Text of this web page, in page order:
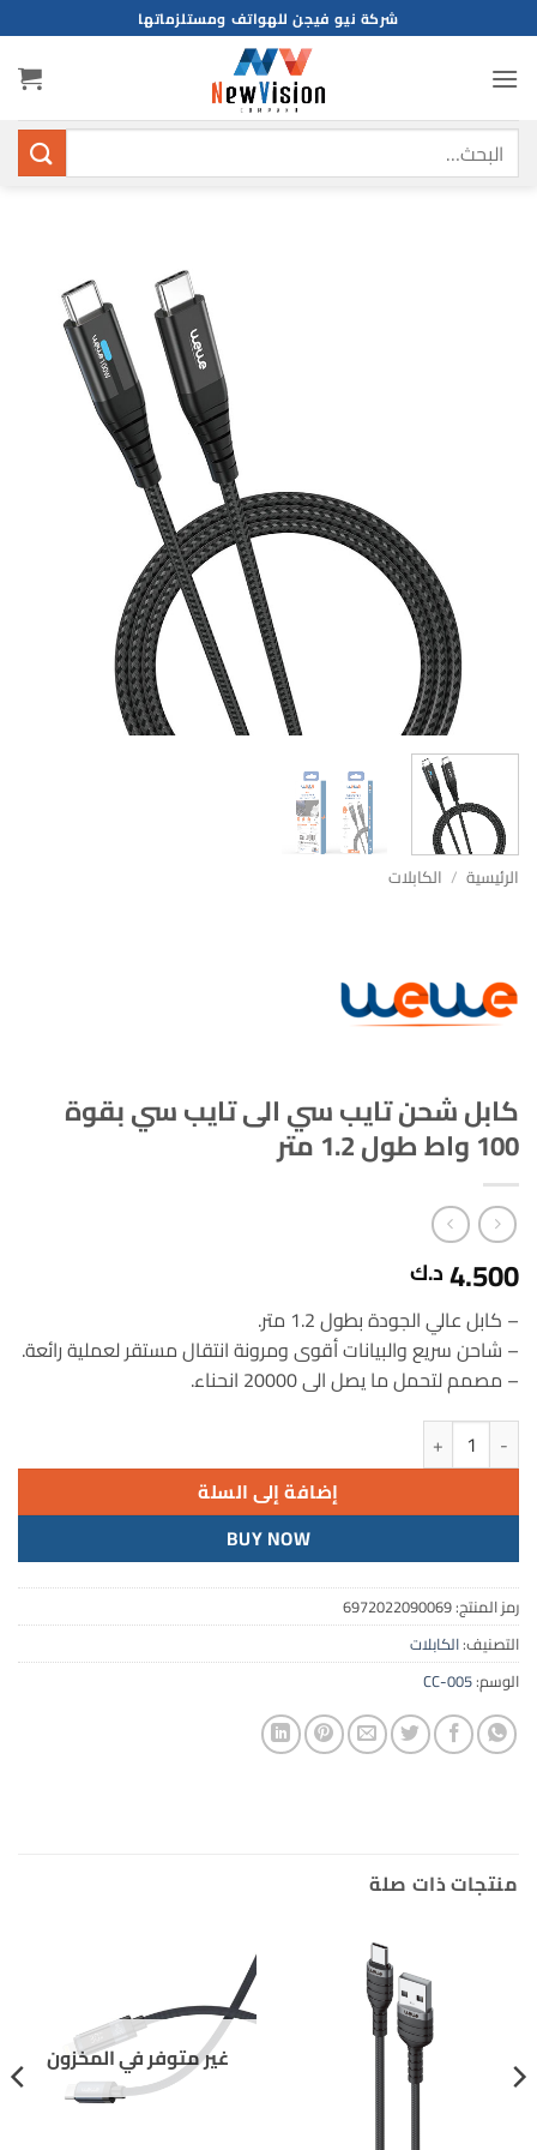
للمحتوى
شركة نيو فيجن للهواتف ومستلزماتها
البحث
عن:
الرئيسية / الكابلات
كابل شحن تايب سي الى تايب سي بقوة
100 واط طول 1.2 متر
4.500د.ك
– كابل عالي الجودة بطول 1.2 متر.
– شاحن سريع والبيانات أقوى ومرونة انتقال مستقر لعملية رائعة.
– مصمم لتحمل ما يصل الى 20000 انحناء.
كمية كابل شحن تايب سي الى تايب سي بقوة 100 واط طول 1.2 متر
إضافة إلى السلة
BUY NOW
رمز المنتج:6972022090069
التصنيف:الكابلات
الوسم:CC-005
منتجات ذات صلة
غير متوفر في المخزون